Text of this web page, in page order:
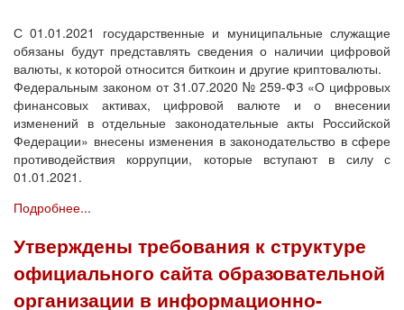
С 01.01.2021 государственные и муниципальные служащие
обязаны будут представлять сведения о наличии цифровой
валюты, к которой относится биткоин и другие криптовалюты.
Федеральным законом от 31.07.2020 № 259-ФЗ «О цифровых
финансовых активах, цифровой валюте и о внесении
изменений в отдельные законодательные акты Российской
Федерации» внесены изменения в законодательство в сфере
противодействия коррупции, которые вступают в силу с
01.01.2021.
Подробнее...
Утверждены требования к структуре
официального сайта образовательной
организации в информационно-